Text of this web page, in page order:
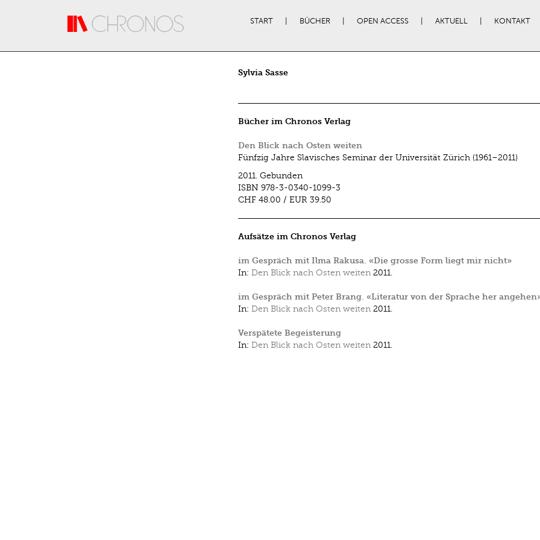
START BÜCHER OPEN ACCESS AKTUELL KONTAKT
Sylvia Sasse
Bücher im Chronos Verlag
Den Blick nach Osten weiten
Fünfzig Jahre Slavisches Seminar der Universität Zürich (1961–2011)
2011. Gebunden
ISBN 978-3-0340-1099-3
CHF 48.00 / EUR 39.50
Aufsätze im Chronos Verlag
im Gespräch mit Ilma Rakusa. «Die grosse Form liegt mir nicht»
In: Den Blick nach Osten weiten 2011.
im Gespräch mit Peter Brang. «Literatur von der Sprache her
In: Den Blick nach Osten weiten 2011.
Verspätete Begeisterung
In: Den Blick nach Osten weiten 2011.